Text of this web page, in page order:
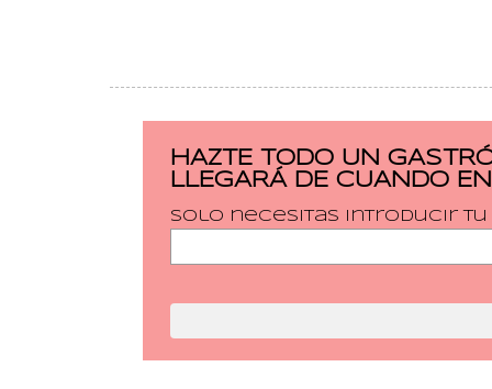
HAZTE TODO UN
LLEGARÁ DE CUANDO
Solo necesitas introducir